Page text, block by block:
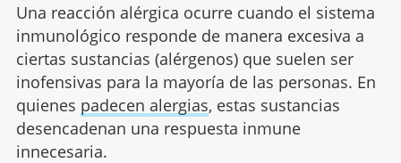
Una reacción alérgica ocurre cuando el sistema
inmunológico responde de manera excesiva a
ciertas sustancias (alérgenos) que suelen ser
inofensivas para la mayoría de las personas. En
quienes padecen alergias, estas sustancias
desencadenan una respuesta inmune
innecesaria.